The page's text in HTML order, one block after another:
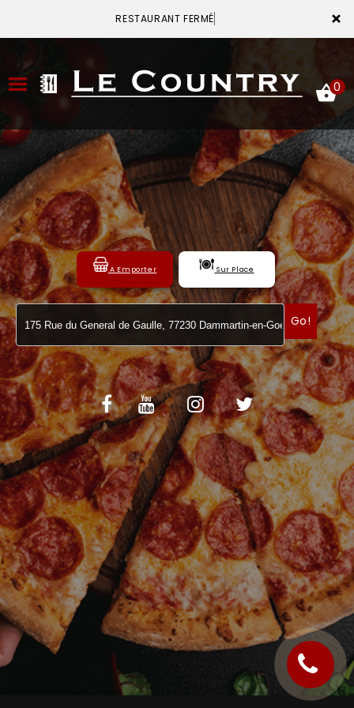
×
RESTAURANT FERMÉ
ACCUEIL
LA CARTE
VOTRE COMPTE
NOTRE RESTAURANT
VOS AVIS
MENTIONS LÉGALES
C.G.V
0
A Emporter Sur Place
Go!